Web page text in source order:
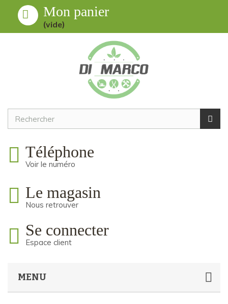
Mon panier
(vide)
Téléphone
Voir le numéro
Le magasin
Nous retrouver
Se connecter
Espace client
MENU